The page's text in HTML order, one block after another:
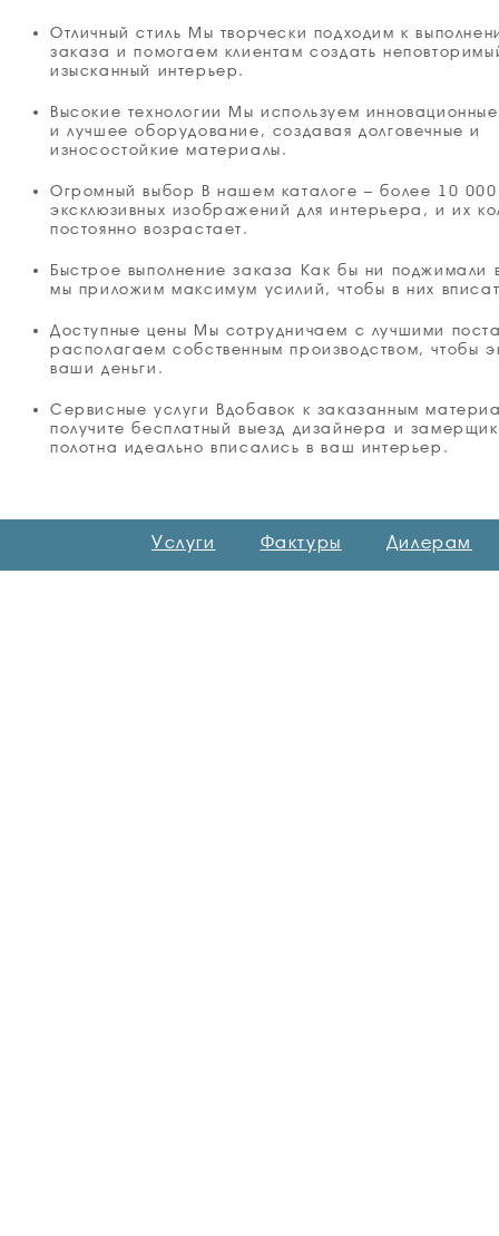
Отличный стиль Мы творчески подходим к
заказа и помогаем клиентам создать
изысканный интерьер.
Высокие технологии Мы используем
и лучшее оборудование, создавая долговечные и
износостойкие материалы.
Огромный выбор В нашем каталоге – более 10 000
эксклюзивных изображений для интерьера, и их
постоянно возрастает.
Быстрое выполнение заказа Как бы ни поджимали
мы приложим максимум усилий, чтобы в них
Доступные цены Мы сотрудничаем с лучшими
располагаем собственным производством, чтобы
ваши деньги.
Сервисные услуги Вдобавок к заказанным
получите бесплатный выезд дизайнера и
полотна идеально вписались в ваш интерьер.
Услуги Фактуры Дилерам